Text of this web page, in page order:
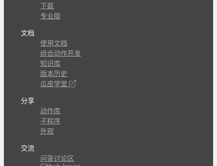
下载
专业版
文档
使用文档
组合动作开发
知识库
版本历史
瓜皮学堂
分享
动作库
子程序
外观
交流
问答讨论区